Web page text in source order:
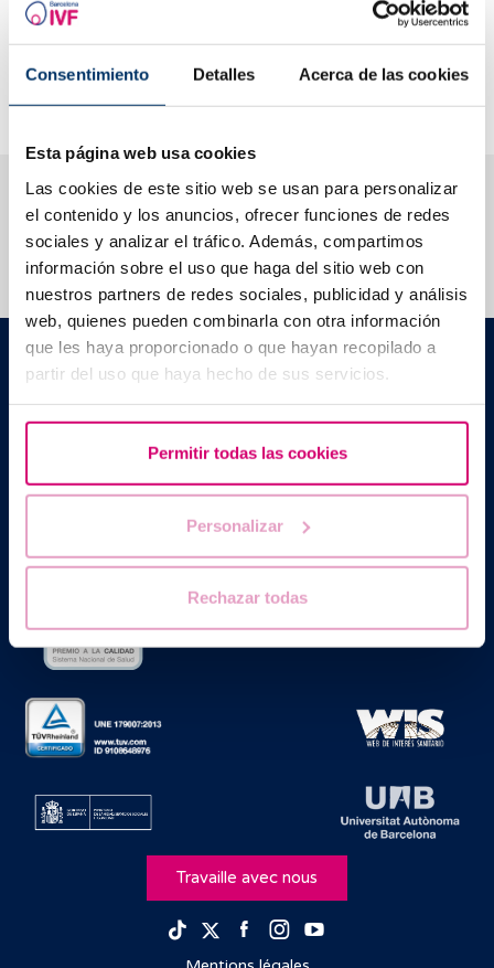
Consentimiento Detalles Acerca de las cookies
Esta página web usa cookies
Las cookies de este sitio web se usan para personalizar
el contenido y los anuncios, ofrecer funciones de redes
sociales y analizar el tráfico. Además, compartimos
información sobre el uso que haga del sitio web con
nuestros partners de redes sociales, publicidad y análisis
web, quienes pueden combinarla con otra información
que les haya proporcionado o que hayan recopilado a
partir del uso que haya hecho de sus servicios.
Permitir todas las cookies
Personalizar
Rechazar todas
mutations dans l’ADN et à quoi sert-elle aux donneurs?
En quoi consiste le matching génétique et quand s’applique-
t-il?
Existe-t-il un nombre limité de dons ?
Nous vous aidons à trouver les réponses à vos
questions
Barcelona IVF
Edificio Planetarium
+34 934 176 916
| info@bcnivf.com
Generalitat de Catalunya agréé comme Centre de Procréation
Travaille avec nous
TikTokTwitterFacebook
Instagram